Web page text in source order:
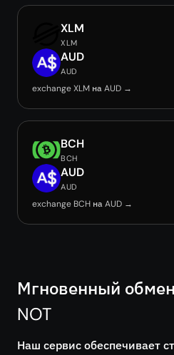
XLM
XLM
AUD
AUD
exchange XLM на AUD →
BCH
BCH
AUD
AUD
exchange BCH на AUD →
Мгновенный
NOT
Наш сервис обеспечивает